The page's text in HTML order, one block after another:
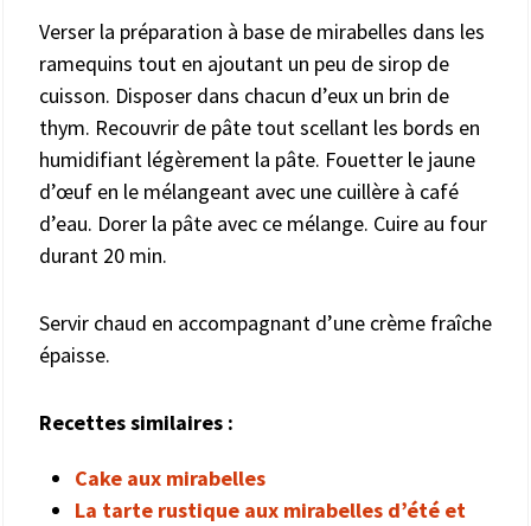
Verser la préparation à base de mirabelles dans les
ramequins tout en ajoutant un peu de sirop de
cuisson. Disposer dans chacun d’eux un brin de
thym. Recouvrir de pâte tout scellant les bords en
humidifiant légèrement la pâte. Fouetter le jaune
d’œuf en le mélangeant avec une cuillère à café
d’eau. Dorer la pâte avec ce mélange. Cuire au four
durant 20 min.
Servir chaud en accompagnant d’une crème fraîche
épaisse.
Recettes similaires :
Cake aux mirabelles
La tarte rustique aux mirabelles d’été et